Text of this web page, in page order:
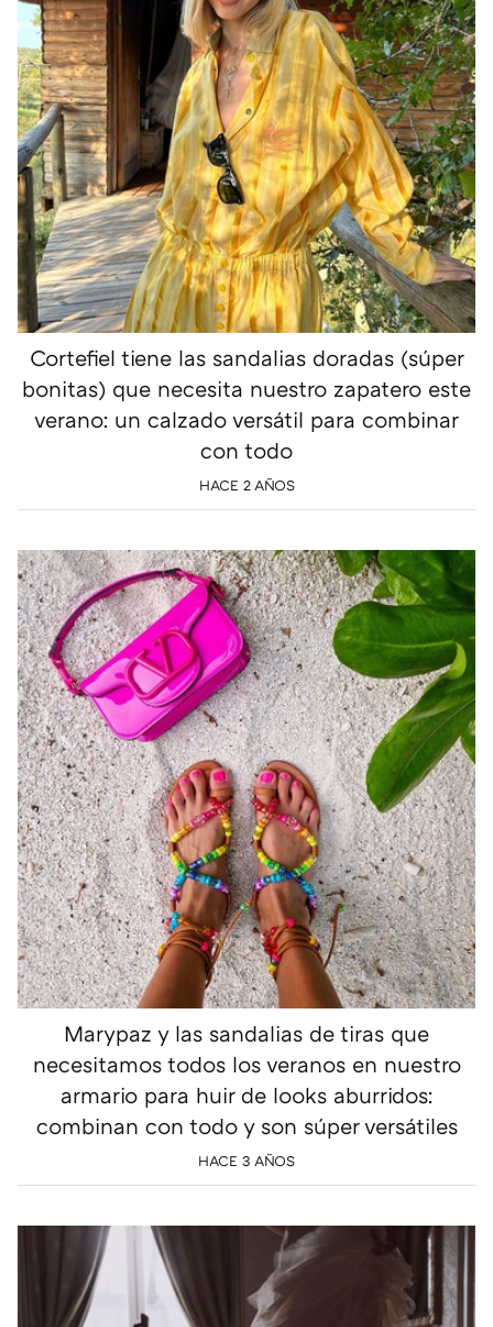
Cortefiel tiene las sandalias doradas (súper
bonitas) que necesita nuestro zapatero este
verano: un calzado versátil para combinar
con todo
HACE 2 AÑOS
Marypaz y las sandalias de tiras que
necesitamos todos los veranos en nuestro
armario para huir de looks aburridos:
combinan con todo y son súper versátiles
HACE 3 AÑOS